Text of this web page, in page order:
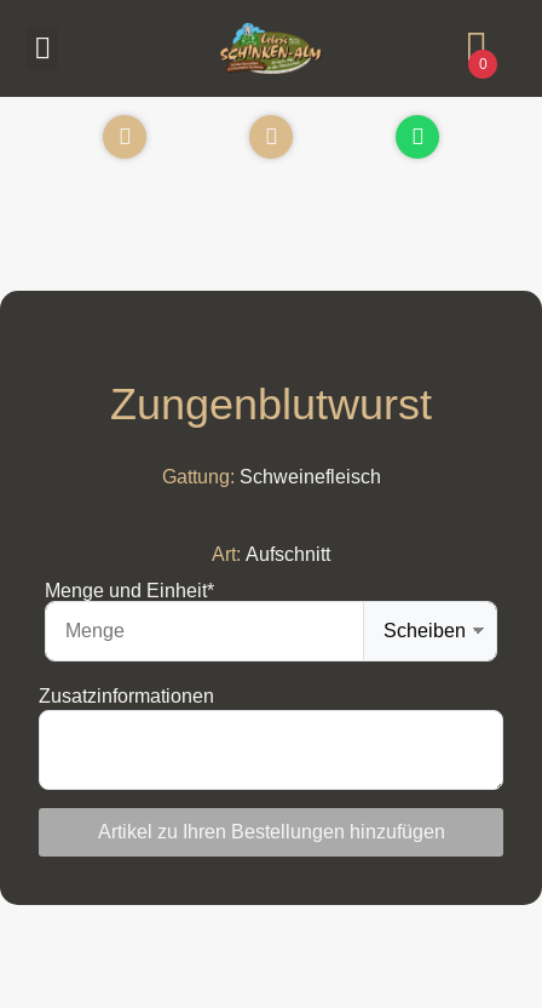
0
Zungenblutwurst
Gattung: Schweinefleisch
Art: Aufschnitt
Menge und Einheit*
Zusatzinformationen
Artikel zu Ihren Bestellungen hinzufügen